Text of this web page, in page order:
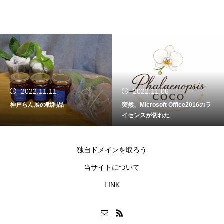
2022.11.11
神戸らん展の戦利品
2022.11.06
突然、Microsoft Office2016のラ
イセンスが切れた
独自ドメインを取ろう
当サイトについて
LINK